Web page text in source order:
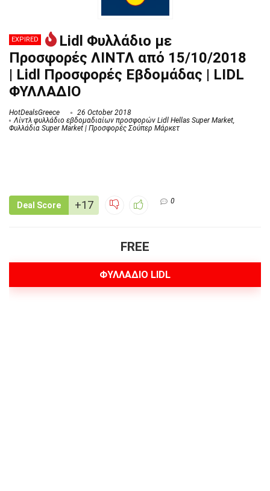
EXPIRED
Lidl Φυλλάδιο με
Προσφορές ΛΙΝΤΛ από 15/10/2018
| Lidl Προσφορές Εβδομάδας | LIDL
ΦΥΛΛΑΔΙΟ
HotDealsGreece
26 October 2018
Λίντλ φυλλάδιο εβδομαδιαίων προσφορών Lidl Hellas Super Market,
Φυλλάδια Super Market | Προσφορές Σούπερ Μάρκετ
Deal Score +17 0
FREE
ΦΥΛΛΑΔΙΟ LIDL